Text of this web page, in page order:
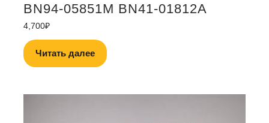
BN94-05851M BN41-01812A
4,700₽
Читать далее